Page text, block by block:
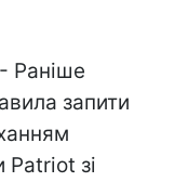
- Раніше
запити
зі